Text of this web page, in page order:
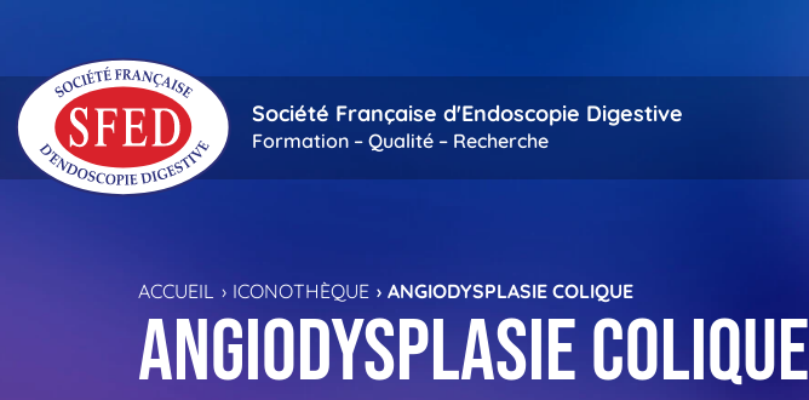
Société Française d'Endoscopie Digestive
Formation – Qualité – Recherche
ACCUEIL ICONOTHÈQUE ANGIODYSPLASIE COLIQUE
Angiodysplasie colique